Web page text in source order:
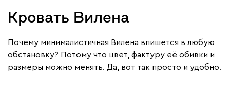
Кровать Вилена
Почему минималистичная Вилена впишется в любую
обстановку? Потому что цвет, фактуру её обивки и
размеры можно менять. Да, вот так просто и удобно.